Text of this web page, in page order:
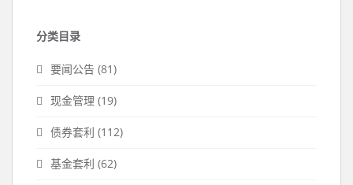
分类目录
要闻公告 (81)
现金管理 (19)
债券套利 (112)
基金套利 (62)